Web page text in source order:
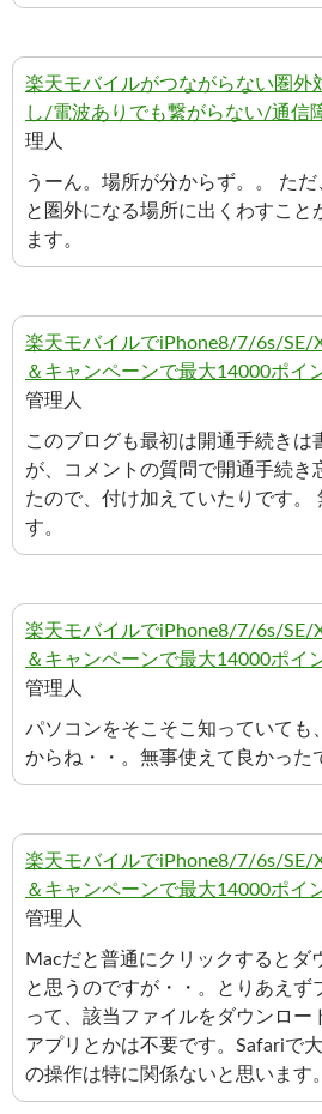
楽天モバイルがつながらない圏外
し/電波ありでも繋がらない/通信
理人
うーん。場所が分からず。。 た
と圏外になる場所に出くわすこと
ます。
楽天モバイルでiPhone8/7/6s/SE/
＆キャンペーンで最大14000ポイ
管理人
このブログも最初は開通手続きは
が、コメントの質問で開通手続き
たので、付け加えていたりです。
す。
楽天モバイルでiPhone8/7/6s/SE/
＆キャンペーンで最大14000ポイ
管理人
パソコンをそこそこ知っていても
からね・・。無事使えて良かった
楽天モバイルでiPhone8/7/6s/SE/
＆キャンペーンで最大14000ポイ
管理人
Macだと普通にクリックするとダ
と思うのですが・・。とりあえず
って、該当ファイルをダウンロー
アプリとかは不要です。Safariで
の操作は特に関係ないと思います。